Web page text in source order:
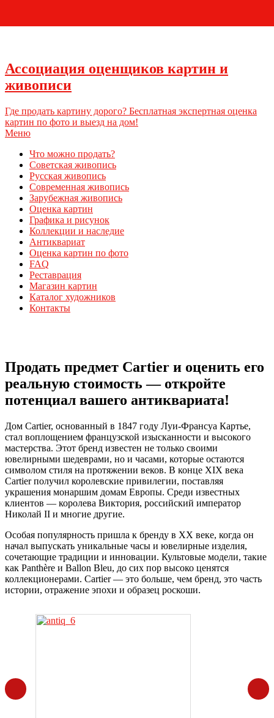
Ассоциация оценщиков картин и
живописи
Где продать картину дорого? Бесплатная экспертная оценка
картин по фото и выезд на дом!
Меню
Что можно продать?
Советская живопись
Русская живопись
Современная живопись
Зарубежная живопись
Оценка картин
Графика и рисунок
Коллекции и наследие
Антиквариат
Оценка картин по фото
FAQ
Реставрация
Магазин картин
Каталог художников
Контакты
Продать предмет Cartier и оценить его
реальную стоимость — откройте
потенциал вашего антиквариата!
Дом Cartier, основанный в 1847 году Луи-Франсуа Картье,
стал воплощением французской изысканности и высокого
мастерства. Этот бренд известен не только своими
ювелирными шедеврами, но и часами, которые остаются
символом стиля на протяжении веков. В конце XIX века
Cartier получил королевские привилегии, поставляя
украшения монаршим домам Европы. Среди известных
клиентов — королева Виктория, российский император
Николай II и многие другие.
Особая популярность пришла к бренду в XX веке, когда он
начал выпускать уникальные часы и ювелирные изделия,
сочетающие традиции и инновации. Культовые модели, такие
как Panthère и Ballon Bleu, до сих пор высоко ценятся
коллекционерами. Cartier — это больше, чем бренд, это часть
истории, отражение эпохи и образец роскоши.